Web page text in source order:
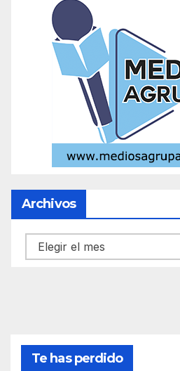
Archivos
Archivos
Te has perdido